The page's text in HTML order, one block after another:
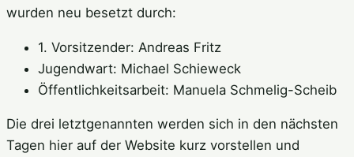
wurden neu besetzt durch:
1. Vorsitzender: Andreas Fritz
Jugendwart: Michael Schieweck
Öffentlichkeitsarbeit: Manuela Schmelig-Scheib
Die drei letztgenannten werden sich in den nächsten
Tagen hier auf der Website kurz vorstellen und